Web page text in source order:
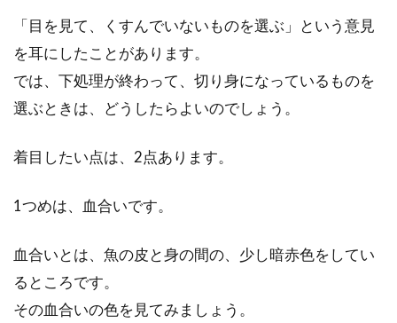
玉ねぎを大量消費したい！オススメ
の料理・レシピ集！
というときがありますよね。料理に使うにも限
度があるか...
家庭菜園などで大量に大根を収穫し
「目を見て、くすんでいないものを選ぶ」という意見
を耳にしたことがあります。
では、下処理が終わって、切り身になっているものを
選ぶときは、どうしたらよいのでしょう。
着目したい点は、2点あります。
1つめは、血合いです。
血合いとは、魚の皮と身の間の、少し暗赤色をしてい
るところです。
その血合いの色を見てみましょう。